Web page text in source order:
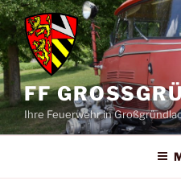
Zum
Inhalt
springen
FF
Ihre Feuerwehr in